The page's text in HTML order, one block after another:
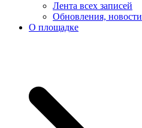
Лента всех записей
Обновления, новости
О площадке